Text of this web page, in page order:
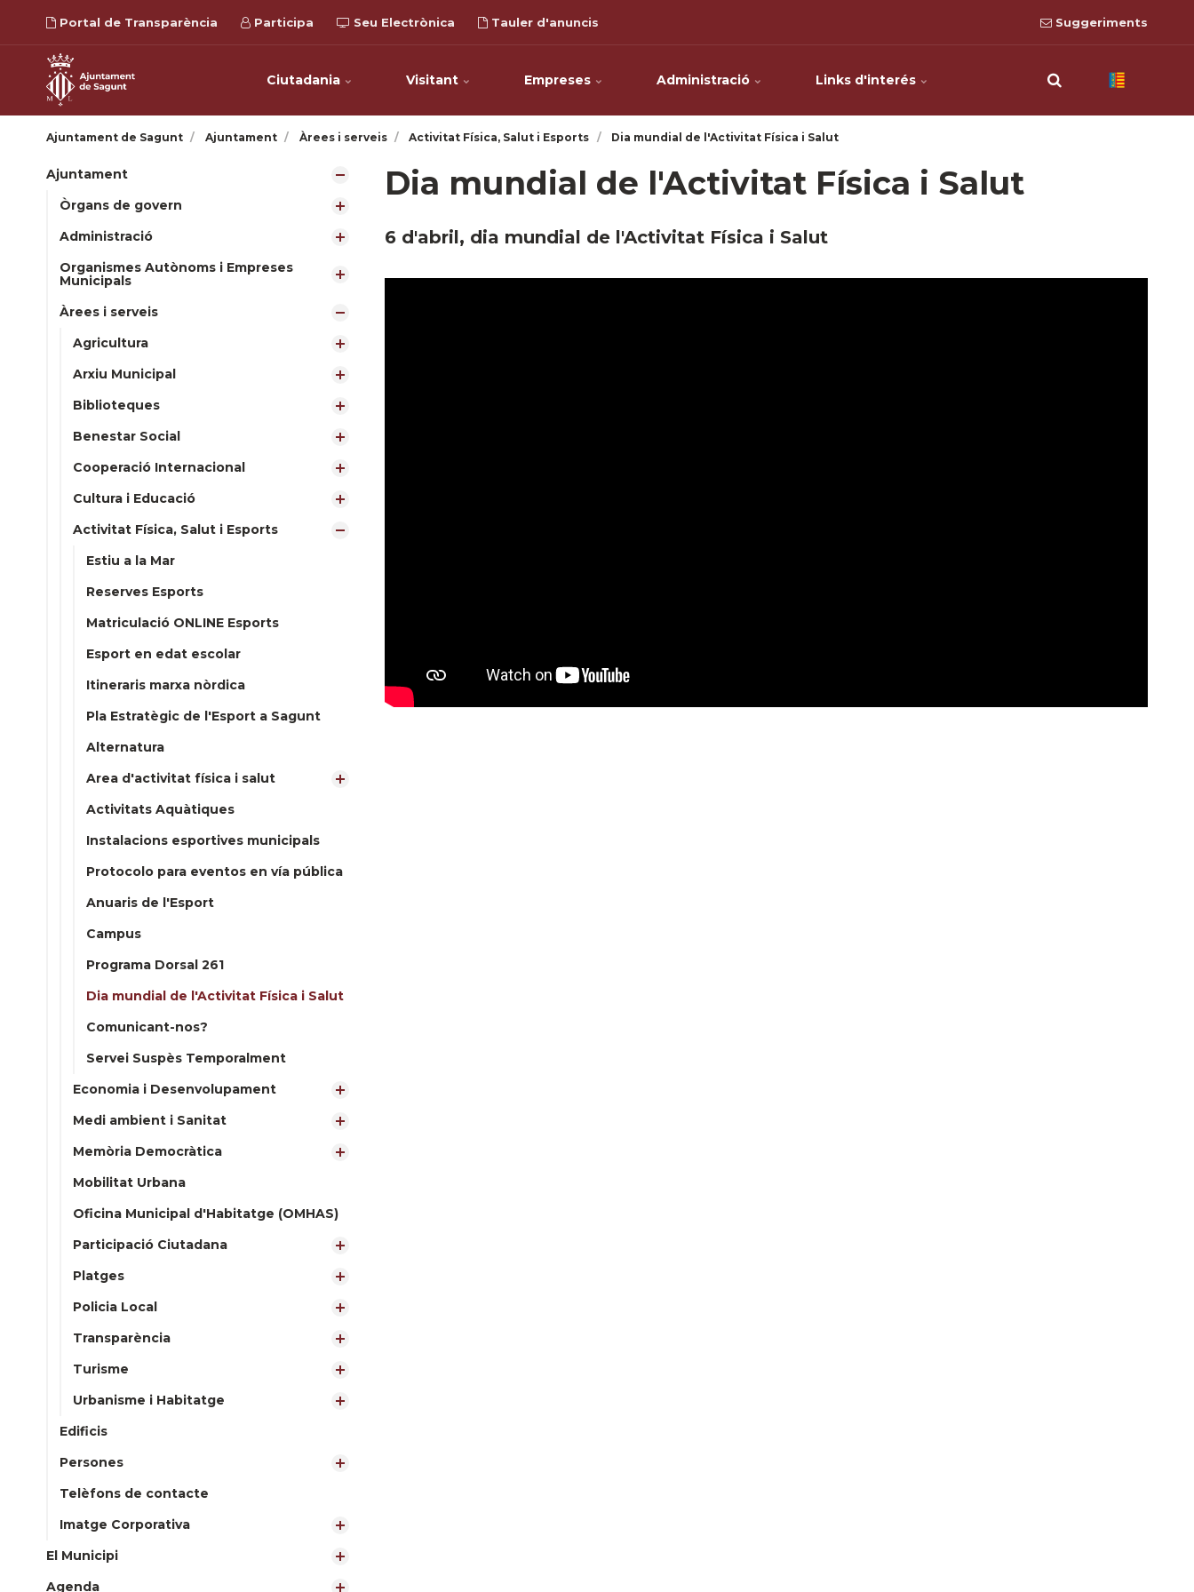
Portal de Transparència Participa Seu Electrònica Tauler d'anuncis Suggeriments
Ciutadania Visitant Empreses Administració Links d'interés
Ajuntament de Sagunt Ajuntament Àrees i serveis Activitat Física, Salut i Esports Dia mundial de l'Activitat Física i Salut
Ajuntament
Òrgans de govern
Administració
Organismes Autònoms i Empreses
Municipals
Àrees i serveis
Agricultura
Arxiu Municipal
Biblioteques
Benestar Social
Cooperació Internacional
Cultura i Educació
Activitat Física, Salut i Esports
Estiu a la Mar
Reserves Esports
Matriculació ONLINE Esports
Esport en edat escolar
Itineraris marxa nòrdica
Pla Estratègic de l'Esport a Sagunt
Alternatura
Area d'activitat física i salut
Activitats Aquàtiques
Instalacions esportives municipals
Protocolo para eventos en vía pública
Anuaris de l'Esport
Campus
Programa Dorsal 261
Dia mundial de l'Activitat Física i Salut
Comunicant-nos?
Servei Suspès Temporalment
Economia i Desenvolupament
Medi ambient i Sanitat
Memòria Democràtica
Mobilitat Urbana
Oficina Municipal d'Habitatge (OMHAS)
Participació Ciutadana
Platges
Policia Local
Transparència
Turisme
Urbanisme i Habitatge
Edificis
Persones
Telèfons de contacte
Imatge Corporativa
El Municipi
Agenda
Dia mundial de l'Activitat Física i Salut
6 d'abril, dia mundial de l'Activitat Física i Salut